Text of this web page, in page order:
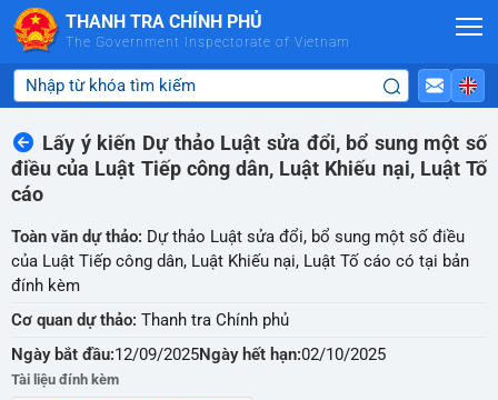
Skip to Main Content
THANH TRA CHÍNH PHỦ
The Government Inspectorate of Vietnam
Lấy ý kiến Dự thảo Luật sửa đổi, bổ sung một số
điều của Luật Tiếp công dân, Luật Khiếu nại, Luật Tố
cáo
Toàn văn dự thảo: Dự thảo Luật sửa đổi, bổ sung một số điều
của Luật Tiếp công dân, Luật Khiếu nại, Luật Tố cáo có tại bản
đính kèm
Cơ quan dự thảo: Thanh tra Chính phủ
Ngày bắt đầu:12/09/2025Ngày hết hạn:02/10/2025
Tài liệu đính kèm